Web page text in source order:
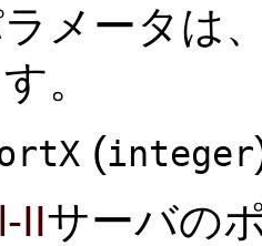
メータは
。
(integer
IIサーバの